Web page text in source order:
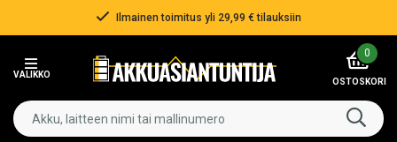
Ilmainen toimitus yli 29,99 € tilauksiin
VALIKKO
0
OSTOSKORI